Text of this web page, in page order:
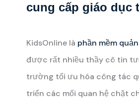
cung cấp giáo dục
KidsOnline là phần mềm
được rất nhiều thầy cô tin
trường tối ưu hóa công tác
triển các mối quan hệ chặt